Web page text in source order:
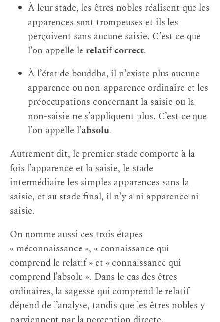
À leur stade, les êtres nobles réalisent que les
apparences sont trompeuses et ils les
perçoivent sans aucune saisie. C’est ce que
l’on appelle lerelatif correct.
À l’état de bouddha, il n’existe plus aucune
apparence ou non-apparence ordinaire et les
préoccupations concernant la saisie ou la
non-saisie ne s’appliquent plus. C’est ce que
l’on appelle l’absolu.
Autrement dit, le premier stade comporte à la
fois l’apparence et la saisie, le stade
intermédiaire les simples apparences sans la
saisie, et au stade final, il n’y a ni apparence ni
saisie.
On nomme aussi ces trois étapes
« méconnaissance », « connaissance qui
comprend le relatif » et « connaissance qui
comprend l’absolu ». Dans le cas des êtres
ordinaires, la sagesse qui comprend le relatif
dépend de l’analyse, tandis que les êtres nobles y